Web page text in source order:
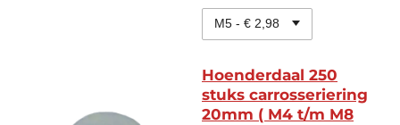
Hoenderdaal 250
stuks carrosseriering
20mm ( M4 t/m M8